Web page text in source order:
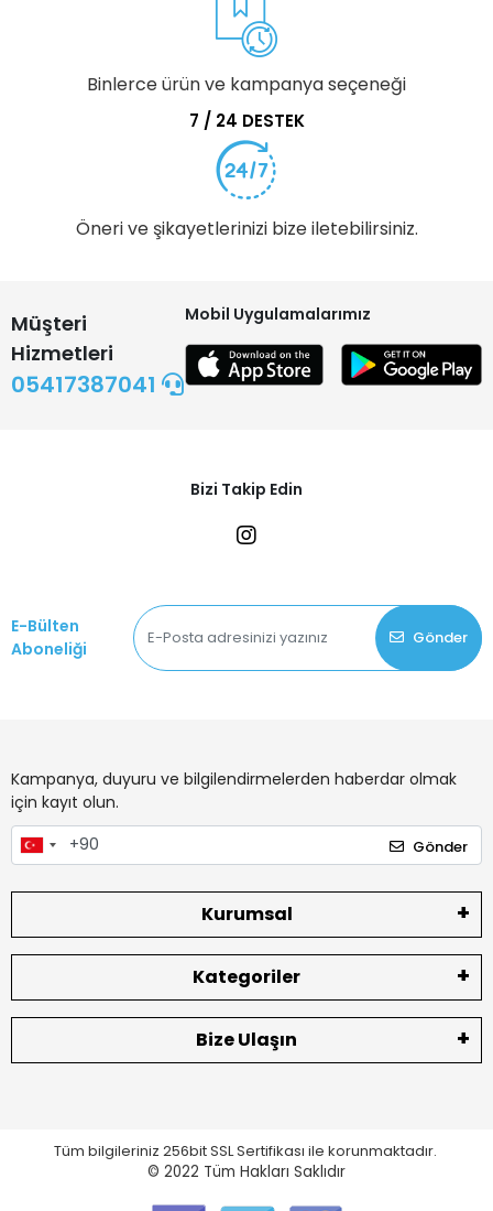
Binlerce ürün ve kampanya seçeneği
7 / 24 DESTEK
Öneri ve şikayetlerinizi bize iletebilirsiniz.
Müşteri
Hizmetleri
05417387041
Mobil Uygulamalarımız
Bizi Takip Edin
E-Bülten
Aboneliği
Gönder
Kampanya, duyuru ve bilgilendirmelerden haberdar olmak
için kayıt olun.
Gönder
Kurumsal
Kategoriler
Bize Ulaşın
Tüm bilgileriniz 256bit SSL Sertifikası ile korunmaktadır.
© 2022 Tüm Hakları Saklıdır